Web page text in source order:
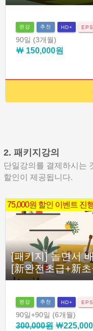
완강 추천 HD+ EPS
90일 (3개월)
￦ 150,000원
2. 패키지강의
단일강의를 결제하시는
할인이 제공됩니다.
75,000원 할인 이벤트 진
[패키지] 놀면서
[新완전초급+新
완강 추천 HD+ EPS
90일+90일 (6개월)
300,000원￦225,000